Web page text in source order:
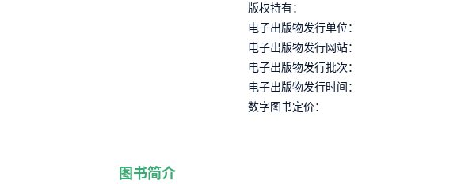
版权持有：
电子出版物发行单位：
电子出版物发行网站：
电子出版物发行批次：
电子出版物发行时间：
数字图书定价：
图书简介